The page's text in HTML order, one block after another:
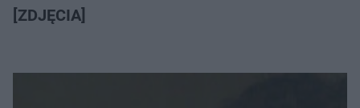
[ZDJĘCIA]